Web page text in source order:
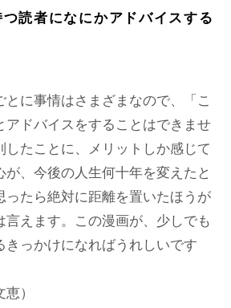
読者になにかアドバイスする
とに事情はさまざまなので、「こ
アドバイスをすることはできませ
したことに、メリットしか感じて
、今後の人生何十年を変えたと
ったら絶対に距離を置いたほうが
言えます。この漫画が、少しでも
きっかけになればうれしいです
）